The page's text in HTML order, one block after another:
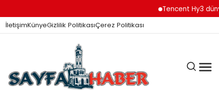
Tencent Hy3
İletişimKünyeGizlilik PolitikasıÇerez Politikası